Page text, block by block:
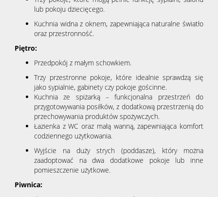
lub pokoju dziecięcego.
Kuchnia widna z oknem, zapewniająca naturalne światło
oraz przestronność.
Piętro:
Przedpokój z małym schowkiem.
Trzy przestronne pokoje, które idealnie sprawdzą się
jako sypialnie, gabinety czy pokoje gościnne.
Kuchnia ze spiżarką – funkcjonalna przestrzeń do
przygotowywania posiłków, z dodatkową przestrzenią do
przechowywania produktów spożywczych.
Łazienka z WC oraz małą wanną, zapewniająca komfort
codziennego użytkowania.
Wyjście na duży strych (poddasze), który można
zaadoptować na dwa dodatkowe pokoje lub inne
pomieszczenie użytkowe.
Piwnica: